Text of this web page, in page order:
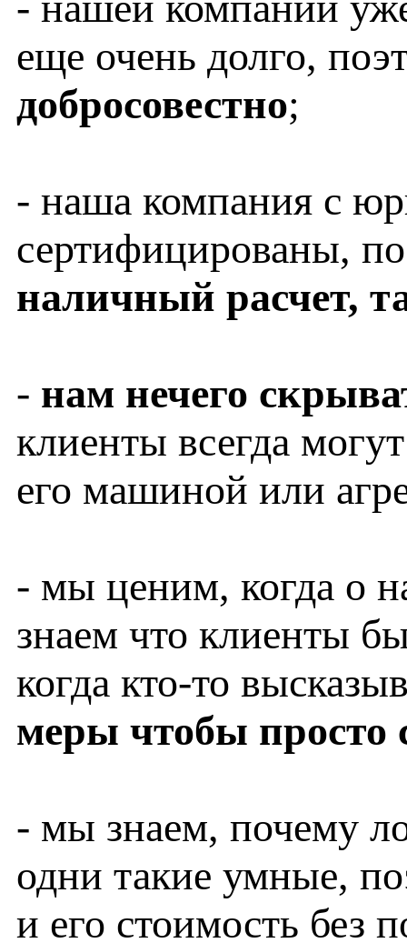
еще очень долго,
добросовестно;
- наша компания с
сертифицированы,
наличный расчет,
- нам нечего
клиенты всегда
его машиной или
- мы ценим, когда о
знаем что клиенты
когда кто-то
меры чтобы просто
- мы знаем, почему
одни такие умные,
и его стоимость без